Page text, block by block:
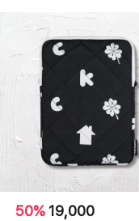
50% 19,000